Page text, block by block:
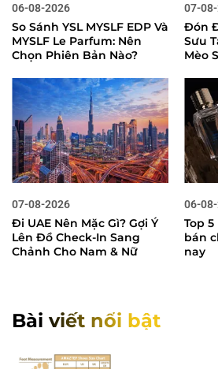
06-08-2026
So Sánh YSL MYSLF EDP Và
MYSLF Le Parfum: Nên
Chọn Phiên Bản Nào?
07-
Đón
Sưu
Mèo
07-08-2026
Đi UAE Nên Mặc Gì? Gợi Ý
Lên Đồ Check-In Sang
Chảnh Cho Nam & Nữ
06-
Top
bán
nay
Bài viết nổi bật